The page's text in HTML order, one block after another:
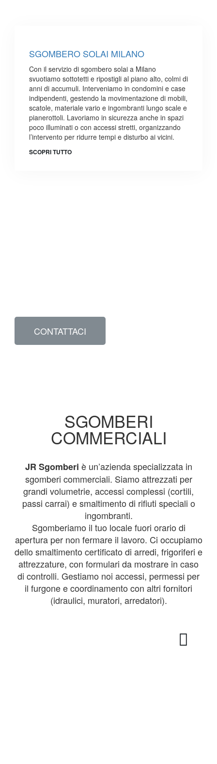
SGOMBERO SOLAI MILANO
Con il servizio di sgombero solai a Milano
svuotiamo sottotetti e ripostigli al piano alto, colmi di
anni di accumuli. Interveniamo in condomini e case
indipendenti, gestendo la movimentazione di mobili,
scatole, materiale vario e ingombranti lungo scale e
pianerottoli. Lavoriamo in sicurezza anche in spazi
poco illuminati o con accessi stretti, organizzando
l’intervento per ridurre tempi e disturbo ai vicini.
SCOPRI TUTTO
CONTATTACI
SGOMBERI
COMMERCIALI
JR Sgomberi è un’azienda specializzata in
sgomberi commerciali. Siamo attrezzati per
grandi volumetrie, accessi complessi (cortili,
passi carrai) e smaltimento di rifiuti speciali o
ingombranti.
Sgomberiamo il tuo locale fuori orario di
apertura per non fermare il lavoro. Ci occupiamo
dello smaltimento certificato di arredi, frigoriferi e
attrezzature, con formulari da mostrare in caso
di controlli. ​​Gestiamo noi accessi, permessi per
il furgone e coordinamento con altri fornitori
(idraulici, muratori, arredatori).